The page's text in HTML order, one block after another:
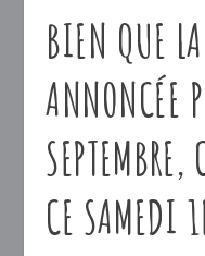
BIEN QUE
ANNONCÉE
CE SAMEDI